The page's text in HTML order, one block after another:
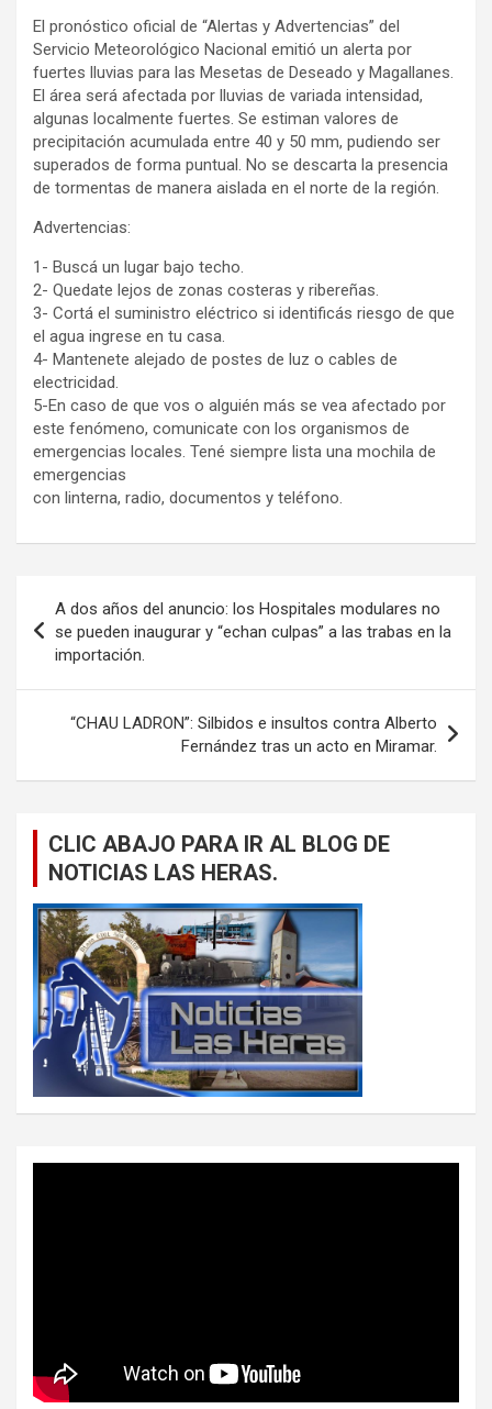
El pronóstico oficial de “Alertas y Advertencias” del
Servicio Meteorológico Nacional emitió un alerta por
fuertes lluvias para las Mesetas de Deseado y Magallanes.
El área será afectada por lluvias de variada intensidad,
algunas localmente fuertes. Se estiman valores de
precipitación acumulada entre 40 y 50 mm, pudiendo ser
superados de forma puntual. No se descarta la presencia
de tormentas de manera aislada en el norte de la región.
Advertencias:
1- Buscá un lugar bajo techo.
2- Quedate lejos de zonas costeras y ribereñas.
3- Cortá el suministro eléctrico si identificás riesgo de que
el agua ingrese en tu casa.
4- Mantenete alejado de postes de luz o cables de
electricidad.
5-En caso de que vos o alguién más se vea afectado por
este fenómeno, comunicate con los organismos de
emergencias locales. Tené siempre lista una mochila de
emergencias
con linterna, radio, documentos y teléfono.
de
entradas
A dos años del anuncio: los Hospitales modulares no
se pueden inaugurar y “echan culpas” a las trabas en la
importación.
“CHAU LADRON”: Silbidos e insultos contra Alberto
Fernández tras un acto en Miramar.
CLIC ABAJO PARA IR AL BLOG DE
NOTICIAS LAS HERAS.